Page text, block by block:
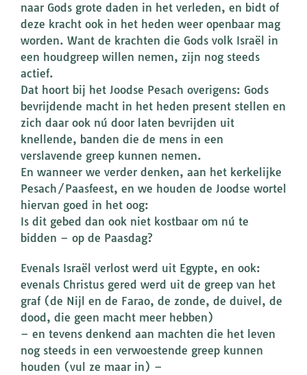
naar Gods grote daden in het verleden, en bidt of
deze kracht ook in het heden weer openbaar mag
worden. Want de krachten die Gods volk Israël in
een houdgreep willen nemen, zijn nog steeds
actief.
Dat hoort bij het Joodse Pesach overigens: Gods
bevrijdende macht in het heden present stellen en
zich daar ook nú door laten bevrijden uit
knellende, banden die de mens in een
verslavende greep kunnen nemen.
En wanneer we verder denken, aan het kerkelijke
Pesach/Paasfeest, en we houden de Joodse wortel
hiervan goed in het oog:
Is dit gebed dan ook niet kostbaar om nú te
bidden – op de Paasdag?
Evenals Israël verlost werd uit Egypte, en ook:
evenals Christus gered werd uit de greep van het
graf (de Nijl en de Farao, de zonde, de duivel, de
dood, die geen macht meer hebben)
– en tevens denkend aan machten die het leven
nog steeds in een verwoestende greep kunnen
houden (vul ze maar in) –